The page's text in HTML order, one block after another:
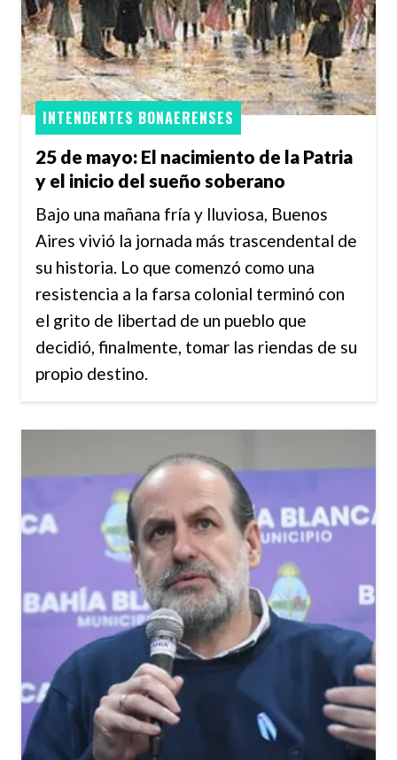
25 de mayo: El nacimiento de la Patria
y el inicio del sueño soberano
INTENDENTES BONAERENSES
Bajo una mañana fría y lluviosa, Buenos
Aires vivió la jornada más trascendental de
su historia. Lo que comenzó como una
resistencia a la farsa colonial terminó con
el grito de libertad de un pueblo que
decidió, finalmente, tomar las riendas de su
propio destino.